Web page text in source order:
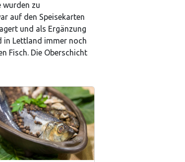
wurden zu
auf den Speisekarten
und als Ergänzung
in Lettland immer noch
Fisch. Die Oberschicht